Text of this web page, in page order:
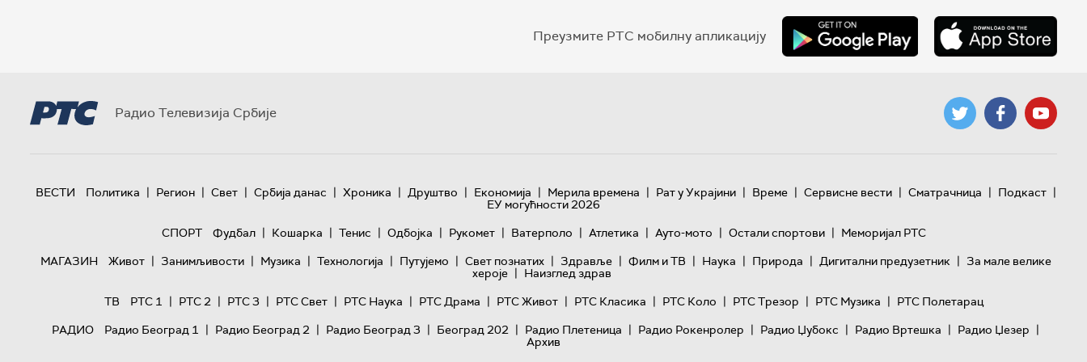
Преузмите РТС мобилну апликацију
Радио Телевизија Србије
ВЕСТИ Политика | Регион | Свет | Србија данас | Хроника | Друштво | Економија | Мерила времена | Рат у Украјини | Време | Сервисне вести | Сматрачница | Подкаст |
ЕУ могућности 2026
СПОРТ
Фудбал | Кошарка | Тенис | Одбојка | Рукомет | Ватерполо | Атлетика | Ауто-мото | Остали спортови | Меморијал РТС
МАГАЗИН
Живот | Занимљивости | Музика | Технологијa | Путујемо | Свет познатих | Здравље | Филм и ТВ | Наука | Природа | Дигитални предузетник | За мале велике
хероје | Наизглед здрав
ТВ
РТС 1 | РТС 2 | РТС 3 | РТС Свет | РТС Наука | РТС Драма | РТС Живот | РТС Класика | РТС Коло | РТС Трезор | РТС Музика | РТС Полетарац
РАДИО
Радио Београд 1 | Радио Београд 2 | Радио Београд 3 | Београд 202 | Радио Плетеница | Радио Рокенролер | Радио Џубокс | Радио Вртешка | Радио Џезер |
Архив